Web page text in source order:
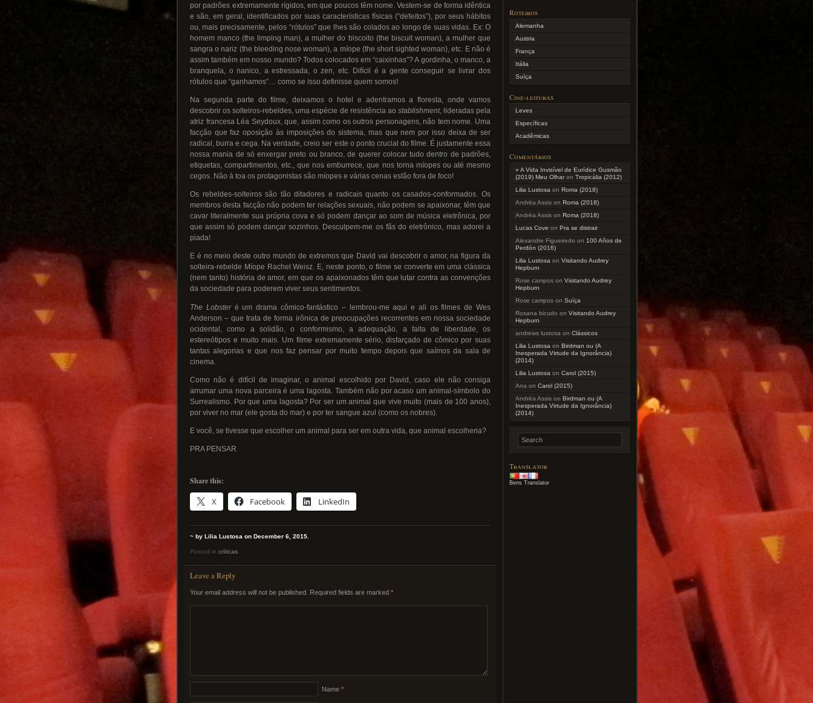
por padrões extremamente rígidos, em que poucos têm nome. Vestem-se de forma idêntica
e são, em geral, identificados por suas características físicas (“defeitos”), por seus hábitos
ou, mais precisamente, pelos “rótulos” que lhes são colados ao longo de suas vidas. Ex: O
homem manco (the limping man), a mulher do biscoito (the biscuit woman), a mulher que
sangra o nariz (the bleeding nose woman), a míope (the short sighted woman), etc. E não é
assim também em nosso mundo? Todos colocados em “caixinhas”? A gordinha, o manco, a
branquela, o nanico, a estressada, o zen, etc. Difícil é a gente conseguir se livrar dos
rótulos que “ganhamos”… como se isso definisse quem somos!
Na segunda parte do filme, deixamos o hotel e adentramos a floresta, onde vamos
descobrir os solteiros-rebeldes, uma espécie de resistência ao stablishment, lideradas pela
atriz francesa Léa Seydoux, que, assim como os outros personagens, não tem nome. Uma
facção que faz oposição às imposições do sistema, mas que nem por isso deixa de ser
radical, burra e cega. Na verdade, creio ser este o ponto crucial do filme. É justamente essa
nossa mania de só enxergar preto ou branco, de querer colocar tudo dentro de padrões,
etiquetas, compartimentos, etc., que nos emburrece, que nos torna míopes ou até mesmo
cegos. Não à toa os protagonistas são míopes e várias cenas estão fora de foco!
Os rebeldes-solteiros são tão ditadores e radicais quanto os casados-conformados. Os
membros desta facção não podem ter relações sexuais, não podem se apaixonar, têm que
cavar literalmente sua própria cova e só podem dançar ao som de música eletrônica, por
que assim só podem dançar sozinhos. Desculpem-me os fãs do eletrônico, mas adorei a
piada!
E é no meio deste outro mundo de extremos que David vai descobrir o amor, na figura da
solteira-rebelde Míope Rachel Weisz. E, neste ponto, o filme se converte em uma clássica
(nem tanto) história de amor, em que os apaixonados têm que lutar contra as convenções
da sociedade para poderem viver seus sentimentos.
The Lobsteré um drama cômico-fantástico – lembrou-me aqui e ali os filmes de Wes
Anderson – que trata de forma irônica de preocupações recorrentes em nossa sociedade
ocidental, como a solidão, o conformismo, a adequação, a falta de liberdade, os
estereótipos e muito mais. Um filme extremamente sério, disfarçado de cômico por suas
tantas alegorias e que nos faz pensar por muito tempo depois que saímos da sala de
cinema.
Como não é difícil de imaginar, o animal escolhido por David, caso ele não consiga
arrumar uma nova parceira é uma lagosta. Também não por acaso um animal-símbolo do
Surrealismo. Por que uma lagosta? Por ser um animal que vive muito (mais de 100 anos),
por viver no mar (ele gosta do mar) e por ter sangue azul (como os nobres).
E você, se tivesse que escolher um animal para ser em outra vida, que animal escolheria?
PRA PENSAR
Share this:
X Facebook LinkedIn
~ by Lilia Lustosa on December 6, 2015.
Posted in críticas
Leave a Reply
Your email address will not be published. Required fields are marked *
Name *
Roteiros
Alemanha
Austria
França
Itália
Suíça
Cine-leituras
Leves
Específicas
Acadêmicas
Comentários
» A Vida Invisível de Eurídice Gusmão
(2019) Meu Olharon Tropicália (2012)
Lilia Lustosa on Roma (2018)
Andréa Assis on Roma (2018)
Andréa Assis on Roma (2018)
Lucas Cove on Pra se distrair
Alexandre Figueiredo on 100 Años de
Perdón (2016)
Lilia Lustosa on Visitando Audrey
Hepburn
Rose campos on Visitando Audrey
Hepburn
Rose campos on Suíça
Rosana bicudo on Visitando Audrey
Hepburn
andrews lustosa on Clássicos
Lilia Lustosa on Birdman ou (A
Inesperada Virtude da Ignorância)
(2014)
Lilia Lustosa on Carol (2015)
Ana on Carol (2015)
Andréa Assis on Birdman ou (A
Inesperada Virtude da Ignorância)
(2014)
Translator
Bens Translator